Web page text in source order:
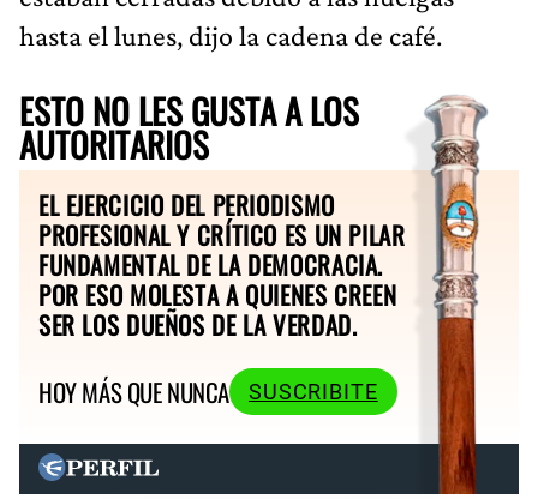
hasta el lunes, dijo la cadena de café.
ESTO NO LES GUSTA A LOS
AUTORITARIOS
EL EJERCICIO DEL PERIODISMO
PROFESIONAL Y CRÍTICO ES UN PILAR
FUNDAMENTAL DE LA DEMOCRACIA.
POR ESO MOLESTA A QUIENES CREEN
SER LOS DUEÑOS DE LA VERDAD.
HOY MÁS QUE NUNCA
SUSCRIBITE